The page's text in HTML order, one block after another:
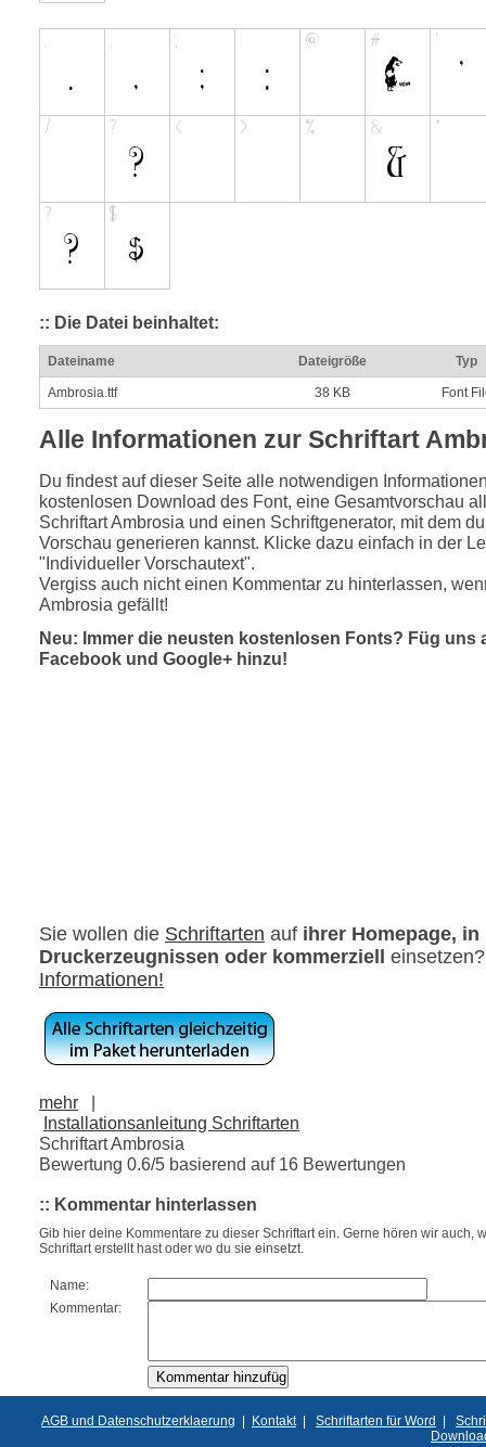
:: Die Datei beinhaltet:
Dateiname Dateigröße Typ
Ambrosia.ttf 38 KB Font
Alle Informationen zur Schriftart
Du findest auf dieser Seite alle notwendigen
kostenlosen Download des Font, eine Gesamtvorschau
Schriftart Ambrosia und einen Schriftgenerator, mit dem
Vorschau generieren kannst. Klicke dazu einfach in der
"Individueller Vorschautext".
Vergiss auch nicht einen Kommentar zu hinterlassen,
Ambrosia gefällt!
Neu: Immer die neusten kostenlosen Fonts? Füg uns
Facebook und Google+ hinzu!
Sie wollen die Schriftarten auf ihrer Homepage, in
Druckerzeugnissen oder kommerziell
Informationen!
mehr
|
Installationsanleitung Schriftarten
Schriftart Ambrosia
Bewertung 0.6/5 basierend auf 16 Bewertungen
:: Kommentar hinterlassen
Gib hier deine Kommentare zu dieser Schriftart ein. Gerne hören wir auch,
Schriftart erstellt hast oder wo du sie einsetzt.
Name:
Kommentar:
AGB und Datenschutzerklaerung | Kontakt| Schriftarten für Word |